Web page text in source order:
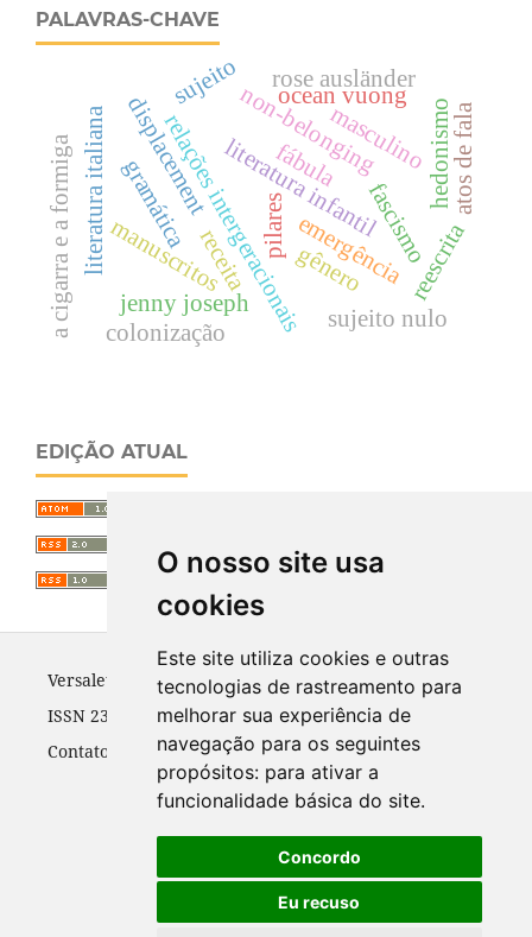
O nosso site usa
cookies
Este site utiliza cookies e outras
tecnologias de rastreamento para
melhorar sua experiência de
navegação para os seguintes
propósitos: para ativar a
funcionalidade básica do site.
Concordo
Eu recuso
PALAVRAS-CHAVE
manuscritos pilares
literatura infantil
fábula
fascismo
relações intergeracionais
literatura italiana non-belonging
displacement ocean vuong
sujeito
gramática emergênciareescrita
sujeito nulo
gênero
masculino
rose ausländer
a cigarra e a formiga jenny joseph
hedonismoatos de fala
receita
colonização
EDIÇÃO ATUAL
Versalete
ISSN 2318-1028
Contato:
versalete@ufpr.br